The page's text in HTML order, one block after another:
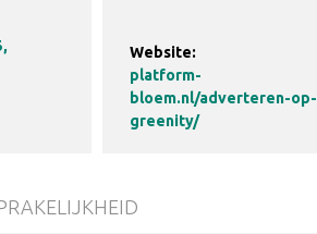
Website:
platform-
bloem.nl/adverteren-op-
greenity/